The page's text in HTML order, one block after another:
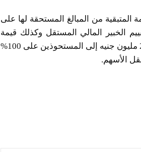
المتبقية من المبالغ المستحقة لها على
الخبير المالي المستقل وكذلك قيمة
مشروع دهب الذي سيؤول إلى شركة رمكو لإنشاء القرى السياحية وقيمته 25.859 مليون جنيه إلى المستحوذين على 100%
الأسهم.